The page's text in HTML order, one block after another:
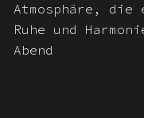
Atmosphäre, die
Ruhe und
Abend